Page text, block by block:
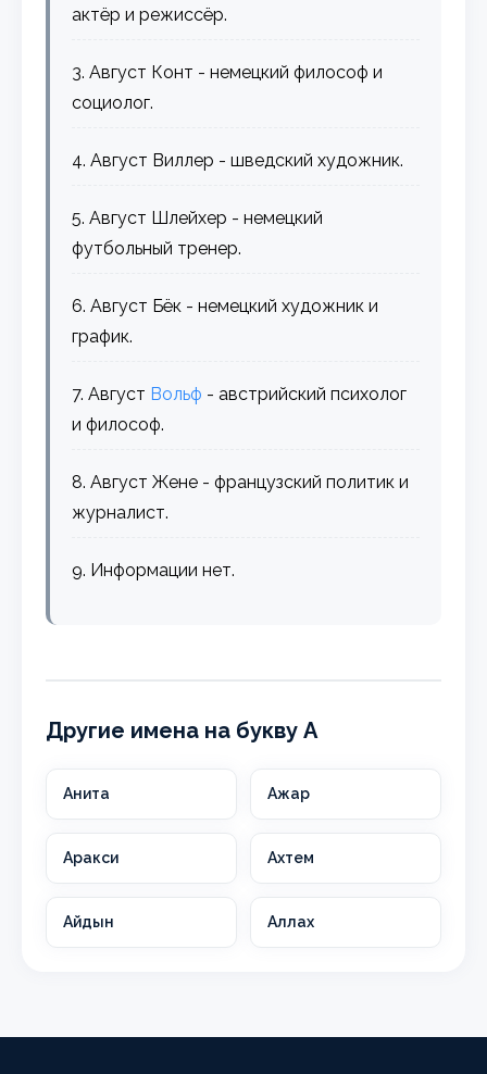
актёр и режиссёр.
3. Август Конт - немецкий философ и
социолог.
4. Август Виллер - шведский художник.
5. Август Шлейхер - немецкий
футбольный тренер.
6. Август Бёк - немецкий художник и
график.
7. Август Вольф - австрийский психолог
и философ.
8. Август Жене - французский политик и
журналист.
9. Информации нет.
Другие имена на букву А
Анита Ажар
Аракси Ахтем
Айдын Аллах